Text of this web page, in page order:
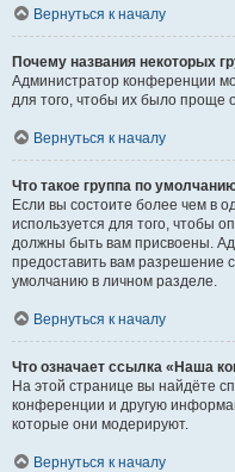
Вернуться к началу
Почему названия некоторых
Администратор конференции
для того, чтобы их было проще
Вернуться к началу
Что такое группа по
Если вы состоите более чем в
используется для того, чтобы
должны быть вам присвоены.
предоставить вам разрешение
умолчанию в личном разделе.
Вернуться к началу
Что означает ссылка «Наша
На этой странице вы найдёте
конференции и другую
которые они модерируют.
Вернуться к началу